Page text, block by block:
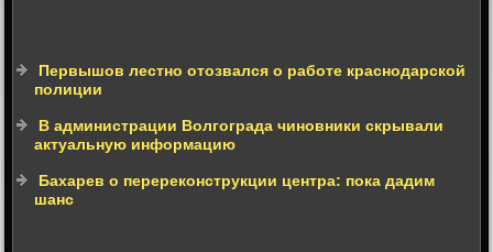
Первышов лестно отозвался о работе краснодарской
полиции
В администрации Волгограда чиновники скрывали
актуальную информацию
Бахарев о перереконструкции центра: пока дадим
шанс